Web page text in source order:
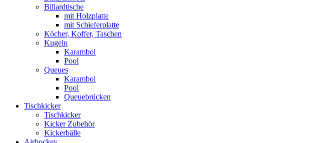
Billardtische
mit Holzplatte
mit Schieferplatte
Köcher, Koffer, Taschen
Kugeln
Karambol
Pool
Queues
Karambol
Pool
Queuebrücken
Tischkicker
Tischkicker
Kicker Zubehör
Kickerbälle